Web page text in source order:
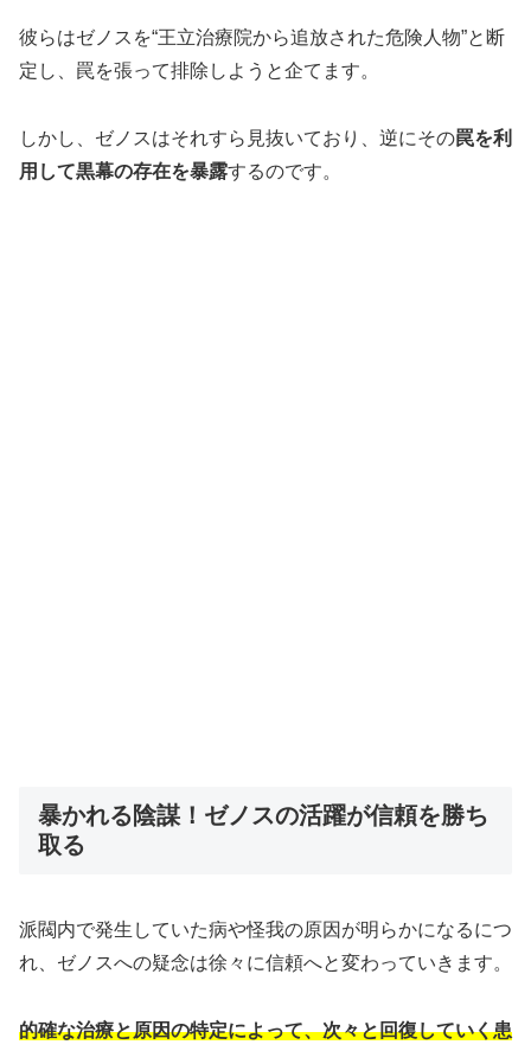
彼らはゼノスを“王立治療院から追放された危険人物”と断
定し、罠を張って排除しようと企てます。
しかし、ゼノスはそれすら見抜いており、逆にその罠を利
用して黒幕の存在を暴露するのです。
暴かれる陰謀！ゼノスの活躍が信頼を勝ち
取る
派閥内で発生していた病や怪我の原因が明らかになるにつ
れ、ゼノスへの疑念は徐々に信頼へと変わっていきます。
的確な治療と原因の特定によって、次々と回復していく患